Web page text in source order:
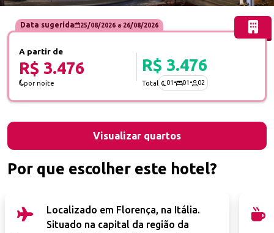
Por que escolher este hotel?
Localizado em Florença, na Itália.
Situado na capital da região da
Data sugerida 25/08/2026a 26/08/2026
A partir de
R$ 3.476
por noite
R$ 3.476
Total 01 • 01 • 02
Visualizar quartos